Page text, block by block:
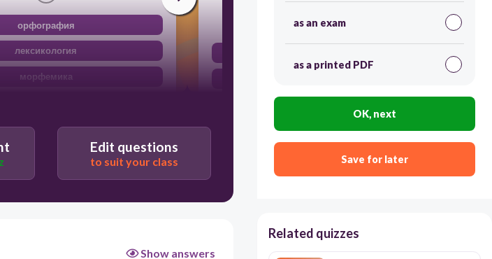
орфография
лексикология
морфемика
45
окончание
Edit questions
to suit your class
Show answers
as an exam
as a printed PDF
OK, next
Save for later
Related quizzes